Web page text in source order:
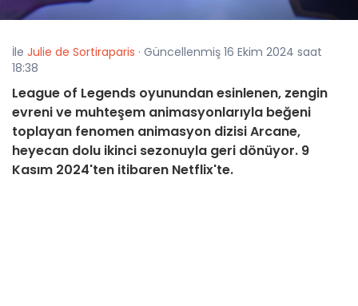
İle Julie de Sortiraparis · Güncellenmiş 16 Ekim 2024 saat
18:38
League of Legends oyunundan esinlenen, zengin
evreni ve muhteşem animasyonlarıyla beğeni
toplayan fenomen animasyon dizisi Arcane,
heyecan dolu ikinci sezonuyla geri dönüyor. 9
Kasım 2024'ten itibaren Netflix'te.